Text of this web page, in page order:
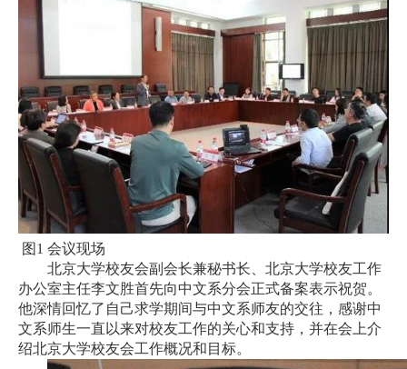
教
育
教
学
学
术
研
图1 会议现场
北京大学校友会副会长兼秘书长、北京大学校友工作
办公室主任李文胜首先向中文系分会正式备案表示祝贺。
他深情回忆了自己求学期间与中文系师友的交往，感谢中
文系师生一直以来对校友工作的关心和支持，并在会上介
绍北京大学校友会工作概况和目标。